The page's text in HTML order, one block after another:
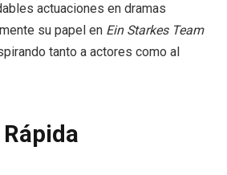
actuaciones en dramas
su papel en Ein Starkes Team
tanto a actores como al